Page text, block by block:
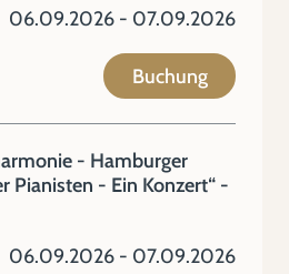
06.09.2026 - 07.09.2026
Buchung
- Hamburger
Pianisten - Ein Konzert“ -
06.09.2026 - 07.09.2026